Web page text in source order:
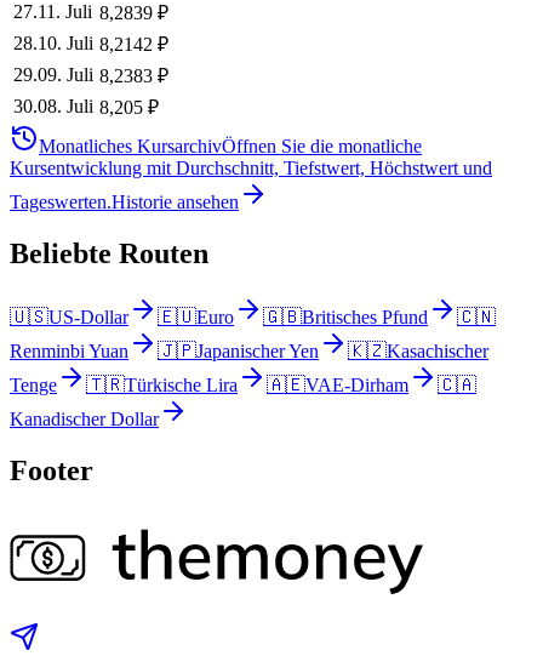
27.11. Juli 8,2839 ₽
28.10. Juli 8,2142 ₽
29.09. Juli 8,2383 ₽
30.08. Juli 8,205 ₽
Monatliches KursarchivÖffnen Sie die monatliche
Kursentwicklung mit Durchschnitt, Tiefstwert, Höchstwert und
Tageswerten.Historie ansehen
Beliebte Routen
🇺🇸US-Dollar 🇪🇺Euro 🇬🇧Britisches Pfund
🇨🇳
Renminbi Yuan
🇯🇵Japanischer Yen 🇰🇿Kasachischer
Tenge
🇹🇷Türkische Lira 🇦🇪VAE-Dirham
🇨🇦
Kanadischer Dollar
Footer